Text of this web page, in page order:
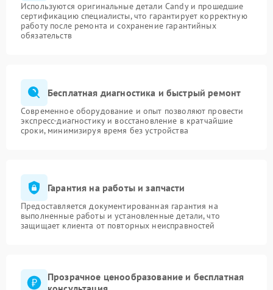
Используются оригинальные детали Candy и прошедшие
сертификацию специалисты, что гарантирует корректную
работу после ремонта и сохранение гарантийных
обязательств
Бесплатная диагностика и быстрый ремонт
Современное оборудование и опыт позволяют провести
экспресс-диагностику и восстановление в кратчайшие
сроки, минимизируя время без устройства
Гарантия на работы и запчасти
Предоставляется документированная гарантия на
выполненные работы и установленные детали, что
защищает клиента от повторных неисправностей
Прозрачное ценообразование и бесплатная